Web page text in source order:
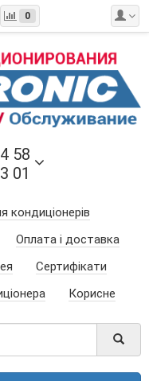
0
58
01
кондиціонерів
Оплата і доставка
Сертифікати
Корисне